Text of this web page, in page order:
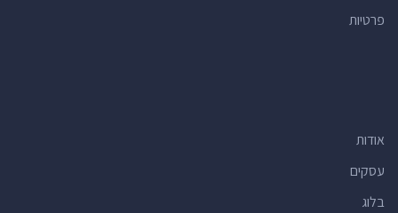
פרטיות
אודות
עסקים
בלוג